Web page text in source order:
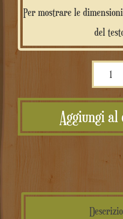
Per mostrare le
del
glitter
quantità
Aggiungi